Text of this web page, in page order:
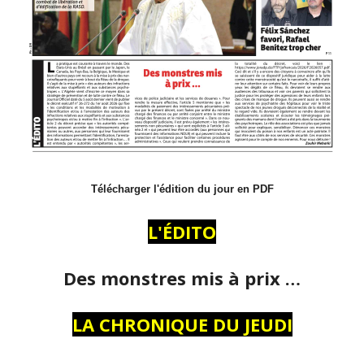
Télécharger l'édition du jour en PDF
L'ÉDITO
Des monstres mis à prix …
LA CHRONIQUE DU JEUDI